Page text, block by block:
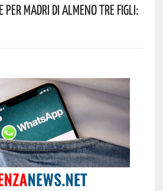
Madri Di Almeno Tre Figli: